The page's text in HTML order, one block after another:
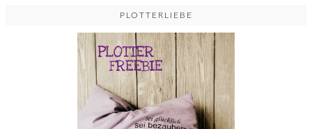
PLOTTERLIEBE